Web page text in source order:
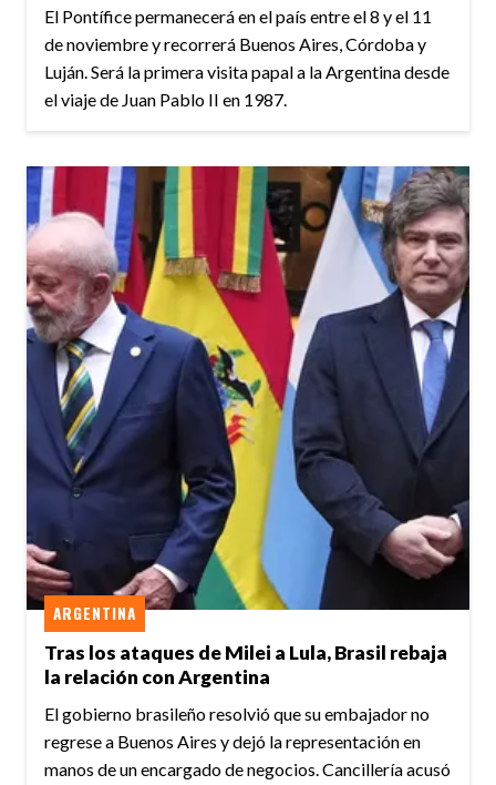
El Pontífice permanecerá en el país entre el 8 y el 11
de noviembre y recorrerá Buenos Aires, Córdoba y
Luján. Será la primera visita papal a la Argentina desde
el viaje de Juan Pablo II en 1987.
Tras los ataques de Milei a Lula, Brasil rebaja
la relación con Argentina
ARGENTINA
El gobierno brasileño resolvió que su embajador no
regrese a Buenos Aires y dejó la representación en
manos de un encargado de negocios. Cancillería acusó